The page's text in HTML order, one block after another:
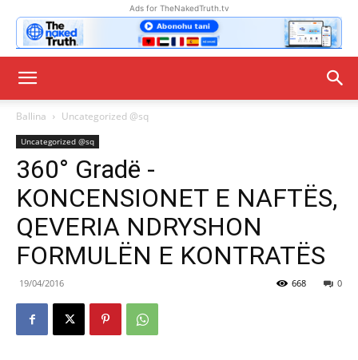
Ads for TheNakedTruth.tv
Ballina Uncategorized @sq
Uncategorized @sq
360° Gradë -
KONCENSIONET E NAFTËS,
QEVERIA NDRYSHON
FORMULËN E KONTRATËS
19/04/2016 0
668